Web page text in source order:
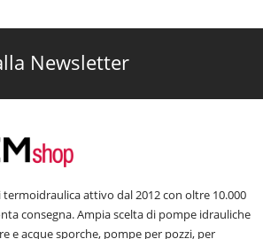
Newsletter
termoidraulica attivo dal 2012 con oltre 10.000
consegna. Ampia scelta di pompe idrauliche
e acque sporche, pompe per pozzi, per